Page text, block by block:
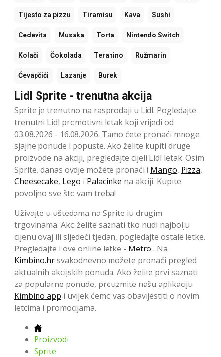
Tijesto za pizzu Tiramisu Kava Sushi
Cedevita Musaka Torta Nintendo Switch
Kolači Čokolada Teranino Ružmarin
Ćevapčići Lazanje Burek
Lidl Sprite - trenutna akcija
Sprite je trenutno na rasprodaji u Lidl. Pogledajte
trenutni Lidl promotivni letak koji vrijedi od
03.08.2026 - 16.08.2026. Tamo ćete pronaći mnoge
sjajne ponude i popuste. Ako želite kupiti druge
proizvode na akciji, pregledajte cijeli Lidl letak. Osim
Sprite, danas ovdje možete pronaći i Mango, Pizza,
Cheesecake, Lego i Palacinke na akciji. Kupite
povoljno sve što vam treba!
Uživajte u uštedama na Sprite iu drugim
trgovinama. Ako želite saznati tko nudi najbolju
cijenu ovaj ili sljedeći tjedan, pogledajte ostale letke.
Pregledajte i ove online letke - Metro . Na
Kimbino.hrsvakodnevno možete pronaći pregled
aktualnih akcijskih ponuda. Ako želite prvi saznati
za popularne ponude, preuzmite našu aplikaciju
Kimbino app i uvijek ćemo vas obavijestiti o novim
letcima i promocijama.
Proizvodi
Sprite